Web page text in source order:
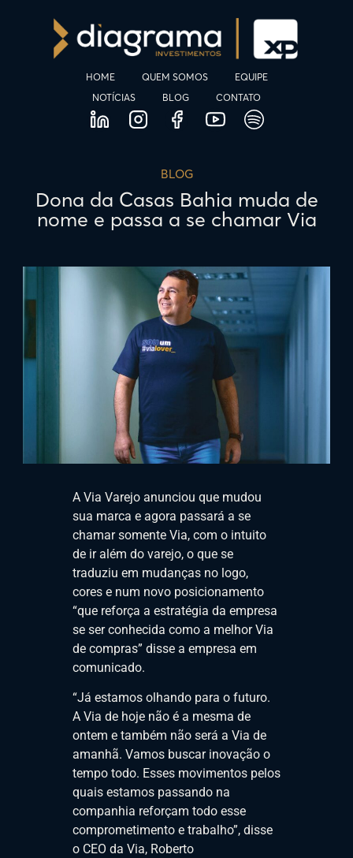
HOME QUEM SOMOS
EQUIPE
NOTÍCIAS
BLOG CONTATO
BLOG
Dona da Casas Bahia muda de
nome e passa a se chamar Via
A Via Varejo anunciou que mudou
sua marca e agora passará a se
chamar somente Via, com o intuito
de ir além do varejo, o que se
traduziu em mudanças no logo,
cores e num novo posicionamento
“que reforça a estratégia da empresa
se ser conhecida como a melhor Via
de compras” disse a empresa em
comunicado.
“Já estamos olhando para o futuro.
A Via de hoje não é a mesma de
ontem e também não será a Via de
amanhã. Vamos buscar inovação o
tempo todo. Esses movimentos pelos
quais estamos passando na
companhia reforçam todo esse
comprometimento e trabalho”, disse
o CEO da Via, Roberto